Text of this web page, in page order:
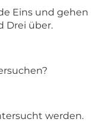
Eins und gehen
Drei über.
werden.